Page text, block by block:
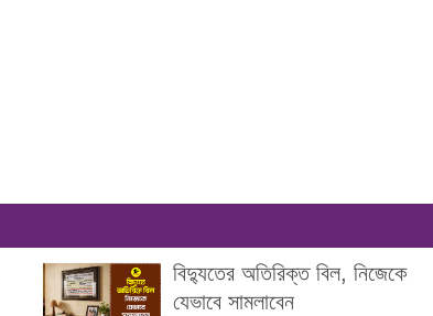
বিদ্যুতের অতিরিক্ত বিল, নিজেকে
যেভাবে সামলাবেন